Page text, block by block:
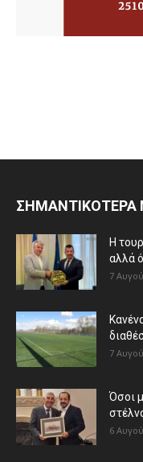
ΣΗΜΑΝΤΙΚΟΤΕΡΑ
Η
αλλά
7
7
Όσοι
6